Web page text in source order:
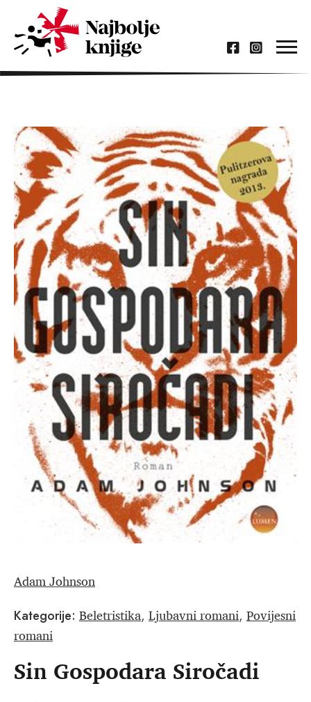
Adam Johnson
Kategorije: Beletristika, Ljubavni romani, Povijesni
romani
Sin Gospodara Siročadi